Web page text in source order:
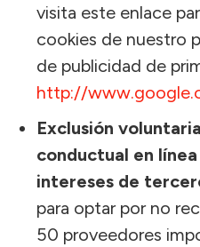
visita este enlace
cookies de nuestro
de publicidad de
http://
Exclusión
conductual en
intereses de
para optar por no
50 proveedores